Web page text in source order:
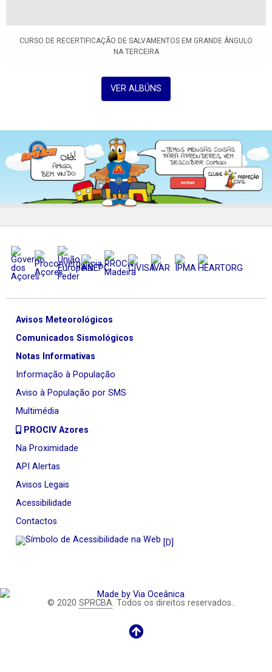
CURSO DE RECERTIFICAÇÃO DE SALVAMENTOS EM GRANDE ÂNGULO
NA TERCEIRA
VER ALBÚNS
Avisos Meteorológicos
Comunicados Sismológicos
Notas Informativas
Informação à População
Aviso à População por SMS
Multimédia
PROCIV Azores
Na Proximidade
API Alertas
Avisos Legais
Acessibilidade
Contactos
[D]
© 2020 SPRCBA. Todos os direitos reservados..